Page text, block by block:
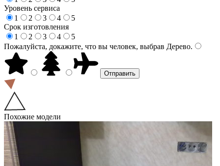
Уровень сервиса
1
2 3 4
5
Срок изготовления
1
2 3 4
5
Пожалуйста, докажите, что вы человек, выбрав Дерево.
Похожие модели